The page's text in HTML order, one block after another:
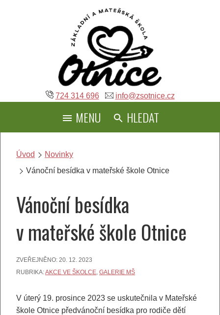
724 314 696 info@zsotnice.cz
MENU HLEDAT
Úvod
Novinky
Vánoční besídka v mateřské škole Otnice
Vánoční besídka
v mateřské škole Otnice
ZVEŘEJNĚNO: 20. 12. 2023
RUBRIKA:AKCE VE ŠKOLCE, GALERIE MŠ
V úterý 19. prosince 2023 se uskutečnila v Mateřské
škole Otnice předvánoční besídka pro rodiče dětí